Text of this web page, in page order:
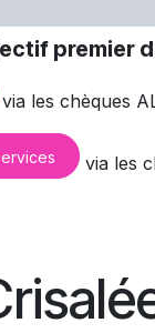
premier
via les chèques
via les